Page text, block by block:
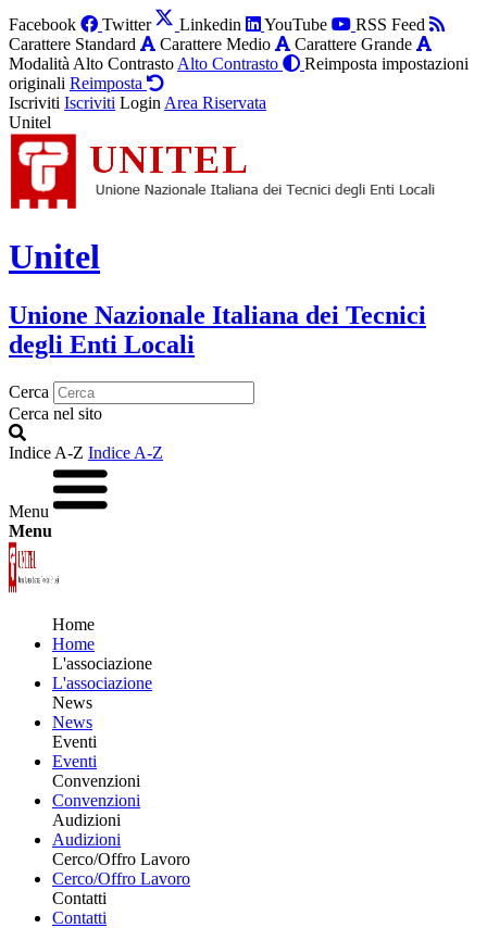
Facebook Twitter Linkedin YouTube
RSS Feed
Carattere Standard
Carattere Medio
Carattere Grande
Modalità Alto Contrasto Alto Contrasto
Reimposta impostazioni
originali Reimposta
Iscriviti Iscriviti Login Area Riservata
Unitel
Unitel
Unione Nazionale Italiana dei Tecnici
degli Enti Locali
Cerca
Cerca nel sito
Indice A-Z Indice A-Z
Menu
Menu
Home
Home
L'associazione
L'associazione
News
News
Eventi
Eventi
Convenzioni
Convenzioni
Audizioni
Audizioni
Cerco/Offro Lavoro
Cerco/Offro Lavoro
Contatti
Contatti